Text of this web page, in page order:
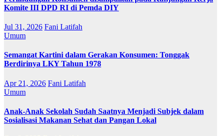
Komite III DPD RI di Pemda DIY
Jul 31, 2026 Fani Latifah
Umum
Semangat Kartini dalam Gerakan Konsumen: Tonggak
Berdirinya LKY Tahun 1978
Apr 21, 2026 Fani Latifah
Umum
Anak-Anak Sekolah Sudah Saatnya Menjadi Subjek dalam
Sosialisasi Makanan Sehat dan Pangan Lokal